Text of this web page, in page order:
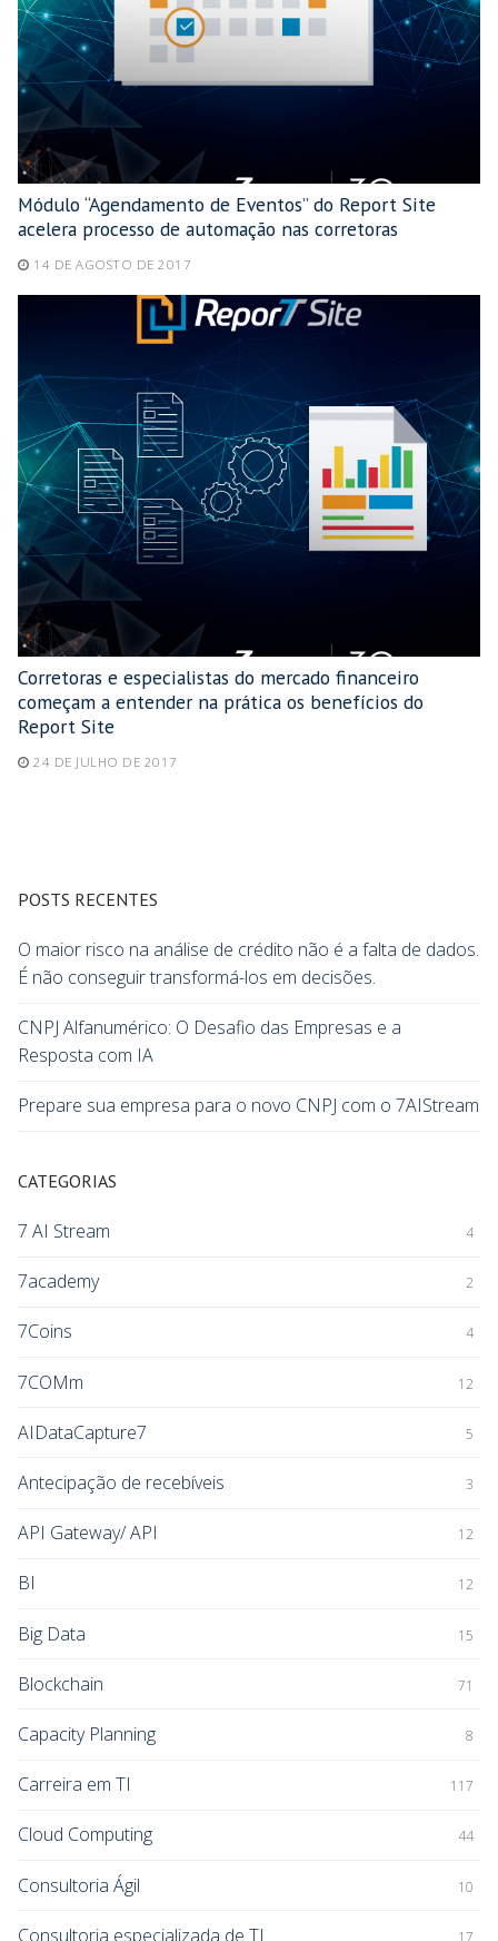
Módulo “Agendamento de Eventos” do Report Site
acelera processo de automação nas corretoras
14 DE AGOSTO DE 2017
Corretoras e especialistas do mercado financeiro
começam a entender na prática os benefícios do
Report Site
24 DE JULHO DE 2017
POSTS RECENTES
O maior risco na análise de crédito não é a falta de dados.
É não conseguir transformá-los em decisões.
CNPJ Alfanumérico: O Desafio das Empresas e a
Resposta com IA
Prepare sua empresa para o novo CNPJ com o 7AIStream
CATEGORIAS
7 AI Stream 4
7academy 2
7Coins 4
7COMm 12
AIDataCapture7 5
Antecipação de recebíveis 3
API Gateway/ API 12
BI 12
Big Data 15
Blockchain 71
Capacity Planning 8
Carreira em TI 117
Cloud Computing 44
Consultoria Ágil 10
Consultoria especializada de TI 17